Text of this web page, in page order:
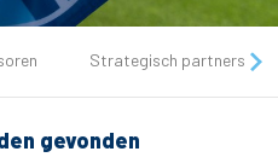
Strategisch partners
gevonden